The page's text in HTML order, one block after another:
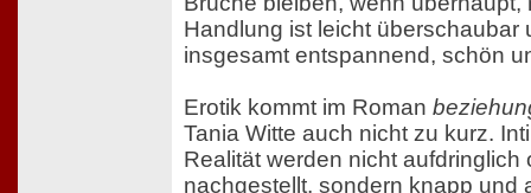
Handlung ist leicht überschaubar
insgesamt entspannend, schön
Erotik kommt im Roman
Tania Witte auch nicht zu kurz.
Realität werden nicht aufdringlich
nachgestellt, sondern knapp und